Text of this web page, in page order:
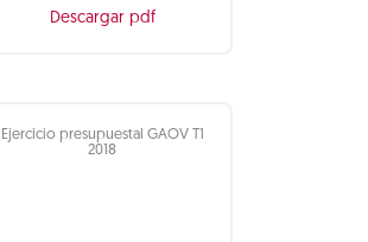
Descargar pdf
Ejercicio presupuestal GAOV T1
2018